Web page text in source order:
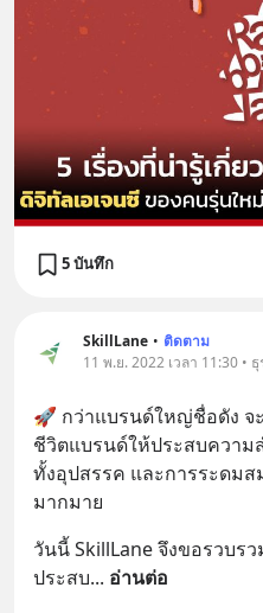
5 บันทึก
SkillLane • ติดตาม
11 พ.ย. 2022 เวลา 11:30 • ธุ
🚀 กว่าแบรนด์ใหญ่ชื่อดัง
ชีวิตแบรนด์ให้ประสบความ
ทั้งอุปสรรค และการระดม
มากมาย
วันนี้ SkillLane จึงขอรวบ
ประสบ... อ่านต่อ